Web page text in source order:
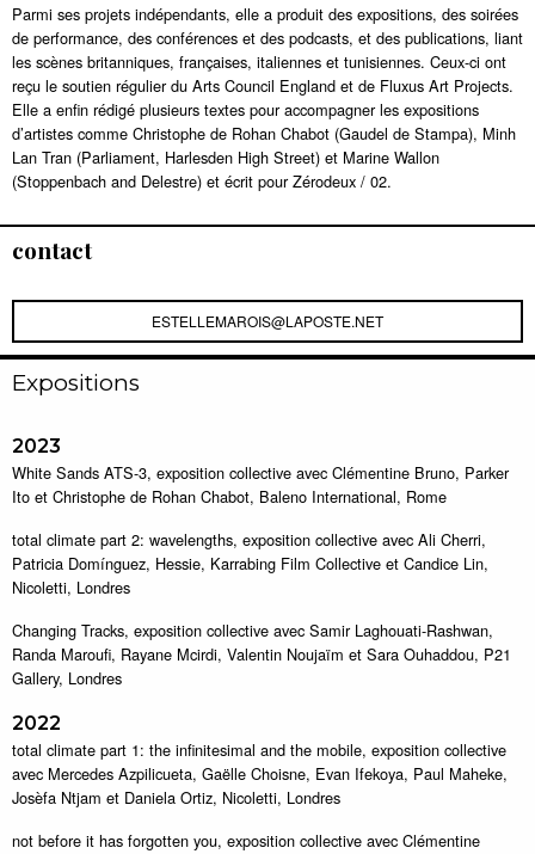
Parmi ses projets indépendants, elle a produit des expositions, des soirées
de performance, des conférences et des podcasts, et des publications, liant
les scènes britanniques, françaises, italiennes et tunisiennes. Ceux-ci ont
reçu le soutien régulier du Arts Council England et de Fluxus Art Projects.
Elle a enfin rédigé plusieurs textes pour accompagner les expositions
d’artistes comme Christophe de Rohan Chabot (Gaudel de Stampa), Minh
Lan Tran (Parliament, Harlesden High Street) et Marine Wallon
(Stoppenbach and Delestre) et écrit pour Zérodeux / 02.
contact
ESTELLEMAROIS@LAPOSTE.NET
Expositions
2023
White Sands ATS-3, exposition collective avec Clémentine Bruno, Parker
Ito et Christophe de Rohan Chabot, Baleno International, Rome
total climate part 2: wavelengths, exposition collective avec Ali Cherri,
Patricia Domínguez, Hessie, Karrabing Film Collective et Candice Lin,
Nicoletti, Londres
Changing Tracks, exposition collective avec Samir Laghouati-Rashwan,
Randa Maroufi, Rayane Mcirdi, Valentin Noujaïm et Sara Ouhaddou, P21
Gallery, Londres
2022
total climate part 1: the infinitesimal and the mobile, exposition collective
avec Mercedes Azpilicueta, Gaëlle Choisne, Evan Ifekoya, Paul Maheke,
Josèfa Ntjam et Daniela Ortiz, Nicoletti, Londres
not before it has forgotten you, exposition collective avec Clémentine